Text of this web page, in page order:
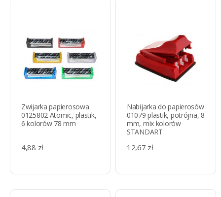
Zwijarka papierosowa
0125802 Atomic, plastik,
6 kolorów 78 mm
4,88 zł
Nabijarka do papierosów
01079 plastik, potrójna, 8
mm, mix kolorów
STANDART
12,67 zł